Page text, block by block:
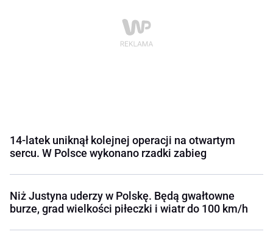
14-latek uniknął kolejnej operacji na otwartym
sercu. W Polsce wykonano rzadki zabieg
Niż Justyna uderzy w Polskę. Będą gwałtowne
burze, grad wielkości piłeczki i wiatr do 100 km/h